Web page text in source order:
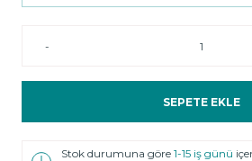
-
SEPETE EKLE
Stok durumuna göre 1-15 iş günü